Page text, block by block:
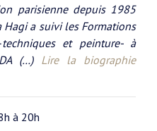
parisienne depuis 1985
a suivi les Formations
et peinture- à
(…) Lire la biographie
à 20h